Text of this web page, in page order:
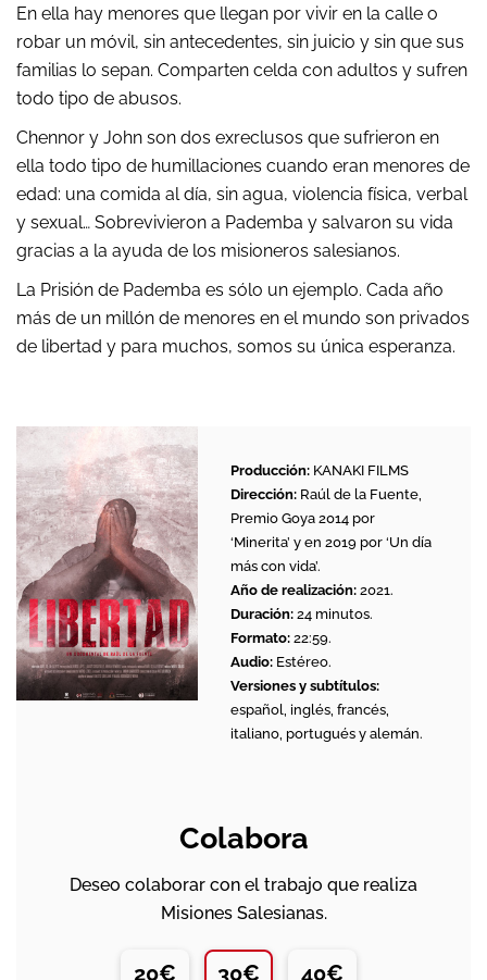
En ella hay menores que llegan por vivir en la calle o
robar un móvil, sin antecedentes, sin juicio y sin que sus
familias lo sepan. Comparten celda con adultos y sufren
todo tipo de abusos.
Chennor y John son dos exreclusos que sufrieron en
ella todo tipo de humillaciones cuando eran menores de
edad: una comida al día, sin agua, violencia física, verbal
y sexual… Sobrevivieron a Pademba y salvaron su vida
gracias a la ayuda de los misioneros salesianos.
La Prisión de Pademba es sólo un ejemplo. Cada año
más de un millón de menores en el mundo son privados
de libertad y para muchos, somos su única esperanza.
Producción: KANAKI FILMS
Dirección: Raúl de la Fuente,
Premio Goya 2014 por
‘Minerita’ y en 2019 por ‘Un día
más con vida’.
Año de realización: 2021.
Duración: 24 minutos.
Formato: 22:59.
Audio: Estéreo.
Versiones y subtítulos:
español, inglés, francés,
italiano, portugués y alemán.
Colabora
Deseo colaborar con el trabajo que realiza
Misiones Salesianas.
20€ 30€ 40€